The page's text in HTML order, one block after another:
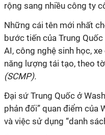
rộng sang nhiều công ty
Những cái tên mới nhất
bước tiến của Trung
AI, công nghệ sinh học,
năng lượng tái tạo, theo tờ
(SCMP).
Đại sứ Trung Quốc ở
phản đối” quan điểm của
và việc sử dụng “danh